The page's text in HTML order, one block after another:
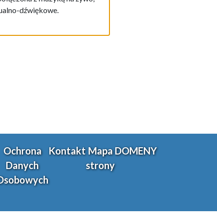
dźwiękowe.
Ochrona
Danych
Kontakt Mapa
strony
DOMENY